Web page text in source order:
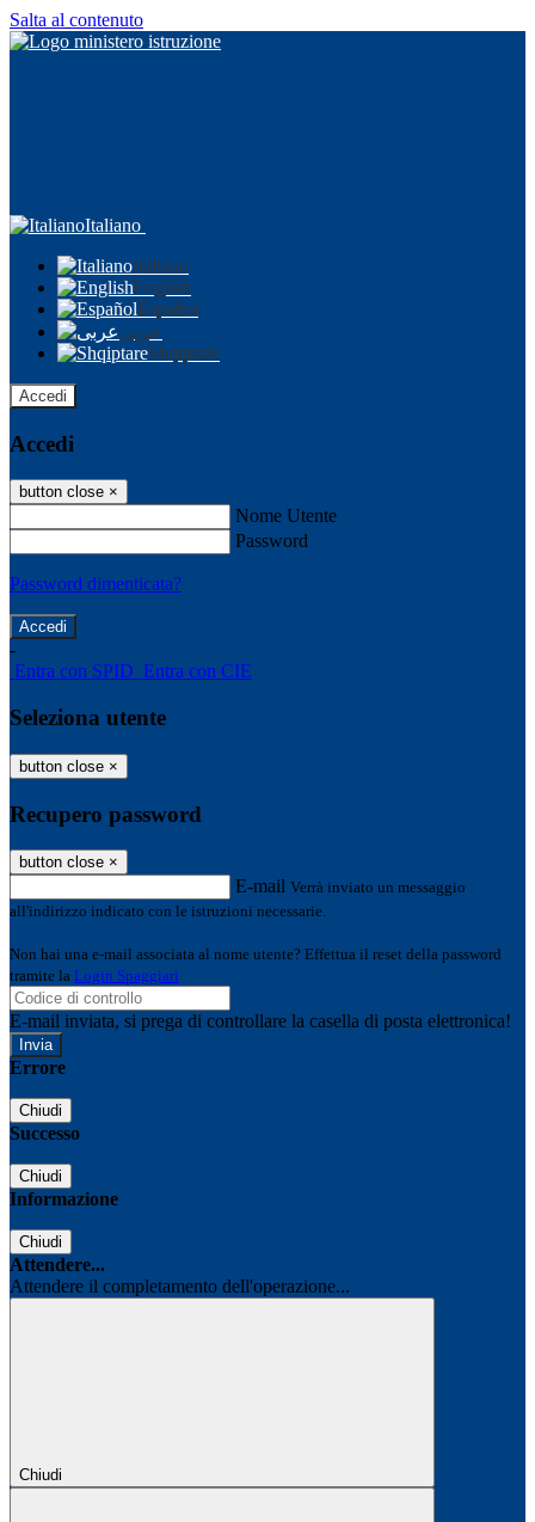
Salta al contenuto
Italiano
Italiano
English
Español
عربى
Shqiptare
Accedi
Accedi
button close ×
Nome Utente
Password
Password dimenticata?
-
Entra con SPID Entra con CIE
Seleziona utente
button close ×
Recupero password
button close ×
E-mail Verrà inviato un messaggio
all'indirizzo indicato con le istruzioni necessarie.
Non hai una e-mail associata al nome utente? Effettua il reset della password
tramite la Login Spaggiari
E-mail inviata, si prega di controllare la casella di posta elettronica!
Errore
Chiudi
Successo
Chiudi
Informazione
Chiudi
Attendere...
Attendere il completamento dell'operazione...
Chiudi